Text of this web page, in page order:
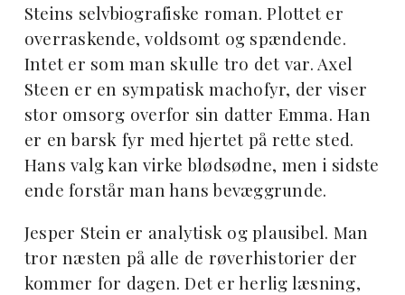
Steins selvbiografiske roman. Plottet er
overraskende, voldsomt og spændende.
Intet er som man skulle tro det var. Axel
Steen er en sympatisk machofyr, der viser
stor omsorg overfor sin datter Emma. Han
er en barsk fyr med hjertet på rette sted.
Hans valg kan virke blødsødne, men i sidste
ende forstår man hans bevæggrunde.
Jesper Stein er analytisk og plausibel. Man
tror næsten på alle de røverhistorier der
kommer for dagen. Det er herlig læsning,